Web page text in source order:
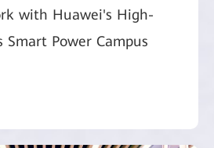
with Huawei's High-
Smart Power Campus